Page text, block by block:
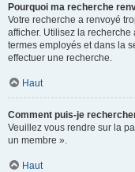
Pourquoi ma recherche
Votre recherche a renvoyé
afficher. Utilisez la recherche
termes employés et dans la
effectuer une recherche.
Haut
Comment puis-je
Veuillez vous rendre sur la
un membre ».
Haut